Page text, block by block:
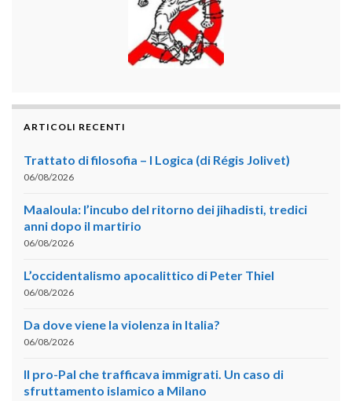
ARTICOLI RECENTI
Trattato di filosofia – I Logica (di Régis Jolivet)
06/08/2026
Maaloula: l’incubo del ritorno dei jihadisti, tredici
anni dopo il martirio
06/08/2026
L’occidentalismo apocalittico di Peter Thiel
06/08/2026
Da dove viene la violenza in Italia?
06/08/2026
Il pro-Pal che trafficava immigrati. Un caso di
sfruttamento islamico a Milano